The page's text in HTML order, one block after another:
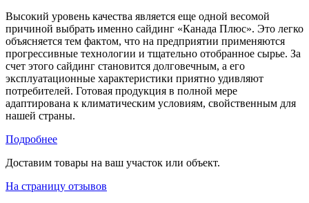
Высокий уровень качества является еще одной весомой
причиной выбрать именно сайдинг «Канада Плюс». Это легко
объясняется тем фактом, что на предприятии применяются
прогрессивные технологии и тщательно отобранное сырье. За
счет этого сайдинг становится долговечным, а его
эксплуатационные характеристики приятно удивляют
потребителей. Готовая продукция в полной мере
адаптирована к климатическим условиям, свойственным для
нашей страны.
Подробнее
Доставим товары на ваш участок или объект.
На страницу отзывов